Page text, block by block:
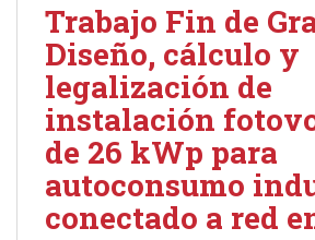
Trabajo Fin de
Diseño, cálculo y
legalización de
instalación
de 26 kWp para
autoconsumo
conectado a red